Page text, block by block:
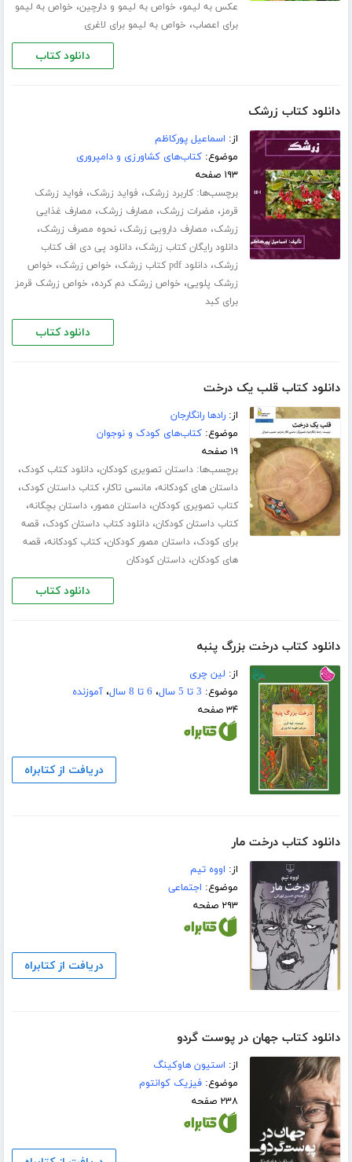
عکس به لیمو، خواص به لیمو و دارچین، خواص به لیمو
برای اعصاب، خواص به لیمو برای لاغری
دانلود کتاب
دانلود کتاب زرشک
از: اسماعیل پورکاظم
موضوع:کتاب‌های کشاورزی و دامپروری
۱۹۳ صفحه
برچسب‌ها:کاربرد زرشک، فواید زرشک، فواید زرشک
قرمز، مضرات زرشک، مصارف زرشک، مصارف غذایی
زرشک، مصارف دارویی زرشک،نحوه مصرف زرشک،
دانلود رایگان کتاب زرشک،دانلود پی دی اف کتاب
زرشک،دانلود pdf کتاب زرشک ، خواص زرشک، خواص
زرشک پلویی، خواص زرشک دم کرده، خواص زرشک قرمز
برای کبد
دانلود کتاب
دانلود کتاب قلب یک درخت
از:رادها رانگارجان
موضوع:کتاب‌های کودک و نوجوان
۱۹ صفحه
برچسب‌ها:داستان تصویری کودکان،دانلود کتاب کودک،
داستان های کودکانه، مانسی تاکار،کتاب داستان کودک،
کتاب تصویری کودکان،داستان مصور،داستان بچگانه،
کتاب داستان کودکان،دانلود کتاب داستان کودک، قصه
برای کودک،داستان مصور کودکان،کتاب کودکانه، قصه
های کودکان،داستان کودکان
دانلود کتاب
دانلود کتاب درخت بزرگ پنبه
از: لین چری
موضوع: 3 تا 5 سال ، 6 تا 8 سال ،آموزنده
۳۴ صفحه
دریافت از کتابراه
دانلود کتاب درخت مار
از: اووه تیم
موضوع: اجتماعی
۲۹۳ صفحه
دریافت از کتابراه
دانلود کتاب جهان در پوست گردو
از: استیون هاوکینگ
موضوع:فیزیک کوانتوم
۲۳۸ صفحه